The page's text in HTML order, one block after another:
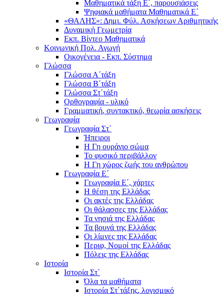
Μαθηματικά τάξη Ε΄, παρουσιάσεις
Ψηφιακά μαθήματα Μαθηματικά Ε΄
«ΘΑΛΗΣ»: Δημι. Φύλ. Ασκήσεων Αριθμητικής
Δυναμική Γεωμετρία
Εκπ. Βίντεο Μαθηματικά
Κοινωνική Πολ. Αγωγή
Οικογένεια - Εκπ. Σύστημα
Γλώσσα
Γλώσσα Α΄τάξη
Γλώσσα Β΄τάξη
Γλώσσα Στ΄τάξη
Ορθογραφία - υλικό
Γραμματική, συντακτικό, θεωρία ασκήσεις
Γεωγραφία
Γεωγραφία Στ΄
Ήπειροι
Η Γη ουράνιο σώμα
Το φυσικό περιβάλλον
Η Γη χώρος ζωής του ανθρώπου
Γεωγραφία Ε΄
Γεωγραφία Ε΄, χάρτες
Η θέση της Ελλάδας
Οι ακτές της Ελλάδας
Οι θάλασσες της Ελλάδας
Τα νησιά της Ελλάδας
Τα βουνά της Ελλάδας
Οι λίμνες της Ελλάδας
Περιφ, Νομοί της Ελλάδας
Πόλεις της Ελλάδας
Ιστορία
Ιστορία Στ΄
Όλα τα μαθήματα
Ιστορία Στ΄τάξης, λογισμικό